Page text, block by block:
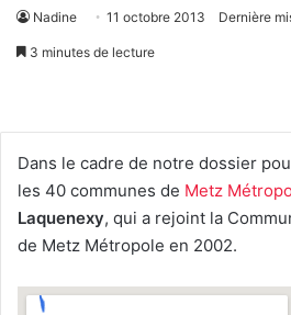
Nadine 11 octobre 2013 Dernière
3 minutes de lecture
Dans le cadre de notre dossier
les 40 communes de Metz
Laquenexy, qui a rejoint la
de Metz Métropole en 2002.